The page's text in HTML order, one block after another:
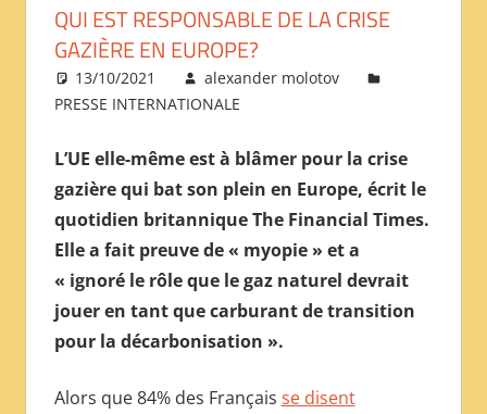
Immigration
Société
Emploi
Economie
INTERNATIONAL
PRESS
REVIEW
——
ОБЗОР
МЕЖДУНАРОДНОЙ
ПРЕССЫ
QUI EST RESPONSABLE DE LA CRISE
GAZIÈRE EN EUROPE?
13/10/2021
alexander molotov
PRESSE INTERNATIONALE
L’UE elle-même est à blâmer pour la crise
gazière qui bat son plein en Europe, écrit le
quotidien britannique The Financial Times.
Elle a fait preuve de « myopie » et a
« ignoré le rôle que le gaz naturel devrait
jouer en tant que carburant de transition
pour la décarbonisation ».
Alors que 84% des Français se disent